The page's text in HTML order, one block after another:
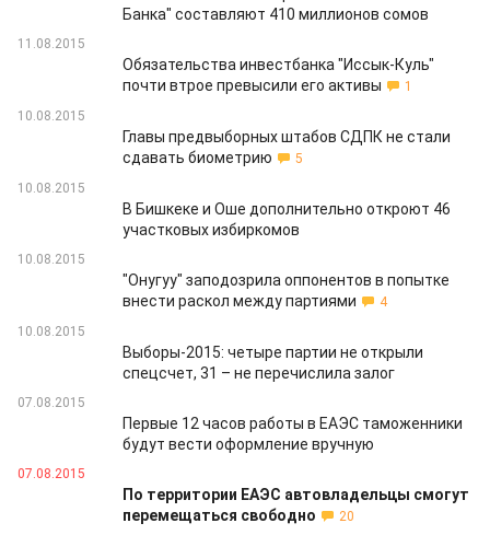
Банка" составляют 410 миллионов сомов
11.08.2015
Обязательства инвестбанка "Иссык-Куль"
почти втрое превысили его активы
1
10.08.2015
Главы предвыборных штабов СДПК не стали
сдавать биометрию
5
10.08.2015
В Бишкеке и Оше дополнительно откроют 46
участковых избиркомов
10.08.2015
"Онугуу" заподозрила оппонентов в попытке
внести раскол между партиями
4
10.08.2015
Выборы-2015: четыре партии не открыли
спецсчет, 31 – не перечислила залог
07.08.2015
Первые 12 часов работы в ЕАЭС таможенники
будут вести оформление вручную
07.08.2015
По территории ЕАЭС автовладельцы смогут
перемещаться свободно
20